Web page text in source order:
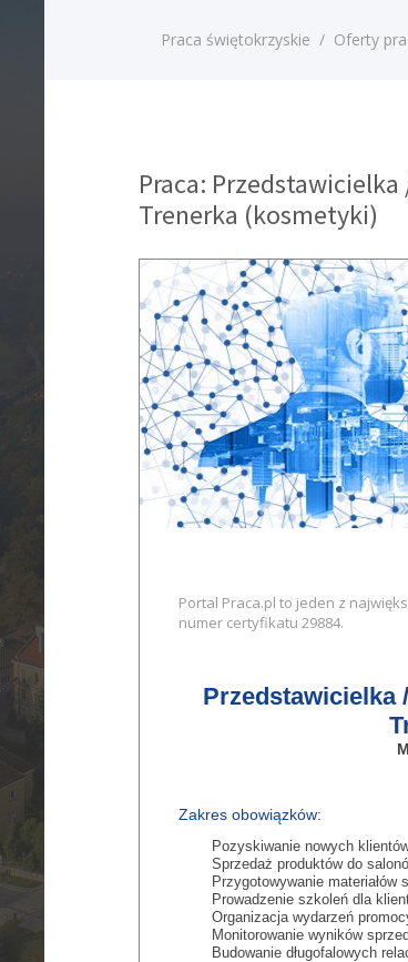
Praca świętokrzyskie / Oferty
Praca:
Trenerka (kosmetyki)
Portal Praca.pl to jeden z
numer certyfikatu 29884.
Przedstawicielka
Zakres obowiązków:
Pozyskiwanie nowych
Sprzedaż produktów do
Przygotowywanie
Prowadzenie szkoleń dla
Organizacja wydarzeń
Monitorowanie wyników
Budowanie długofalowych